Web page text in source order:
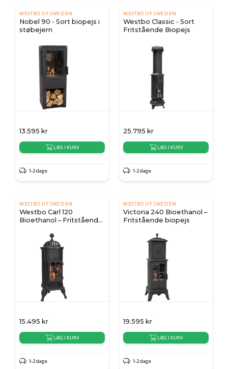
WESTBO OF SWEDEN
Nobel 90 - Sort biopejs i
støbejern
13.595 kr
LÆG I KURV
1-2 dage
WESTBO OF SWEDEN
Westbo Classic - Sort
Fritstående Biopejs
25.795 kr
LÆG I KURV
1-2 dage
WESTBO OF SWEDEN
Westbo Carl 120
Bioethanol – Fritstående
15.495 kr
LÆG I KURV
1-2 dage
WESTBO OF SWEDEN
Victoria 240 Bioethanol –
Fritstående biopejs
19.595 kr
LÆG I KURV
1-2 dage